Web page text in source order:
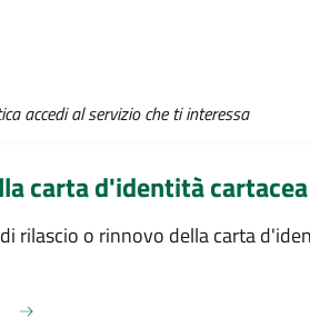
accedi al servizio che ti interessa
carta d'identità
rilascio o rinnovo della carta